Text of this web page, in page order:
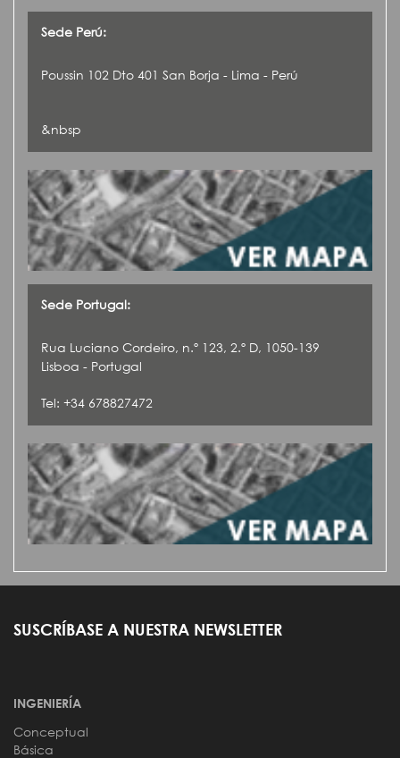
Sede Perú:
Poussin 102 Dto 401 San Borja - Lima - Perú
&nbsp
Sede Portugal:
Rua Luciano Cordeiro, n.º 123, 2.º D, 1050-139
Lisboa - Portugal
Tel: +34 678827472
SUSCRÍBASE A NUESTRA NEWSLETTER
INGENIERÍA
Conceptual
Básica